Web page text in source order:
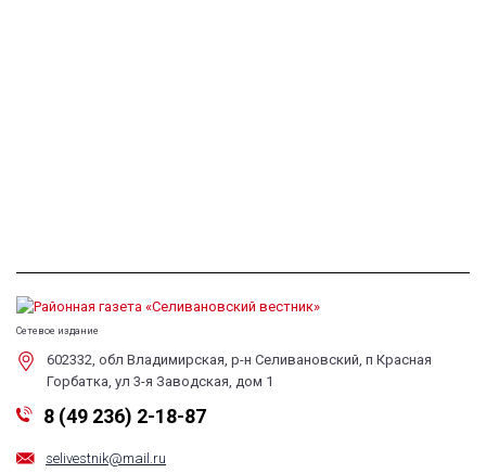
Сетевое издание
602332, обл Владимирская, р-н Селивановский, п Красная
Горбатка, ул 3-я Заводская, дом 1
8 (49 236) 2-18-87
selivestnik@mail.ru